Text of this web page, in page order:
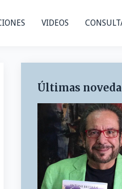
VIDEOS
Últimas